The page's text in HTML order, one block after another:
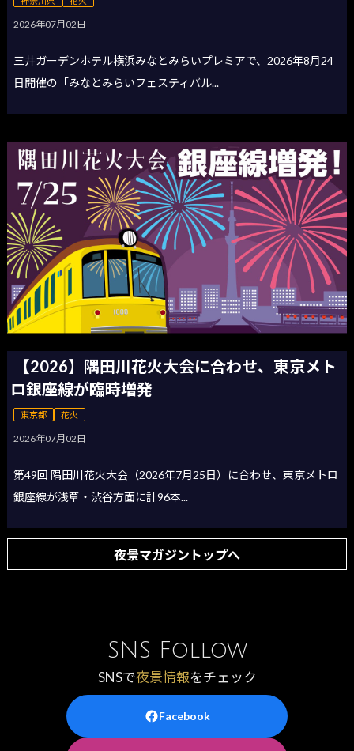
2026年07月02日
三井ガーデンホテル横浜みなとみらいプレミアで、2026年8月24
日開催の「みなとみらいフェスティバル...
【2026】隅田川花火大会に合わせ、東京メト
ロ銀座線が臨時増発
東京都 花火
2026年07月02日
第49回 隅田川花火大会（2026年7月25日）に合わせ、東京メトロ
銀座線が浅草・渋谷方面に計96本...
夜景マガジントップへ
SNS Follow
SNSで夜景情報をチェック
Facebook